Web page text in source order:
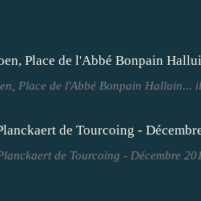
Place de l'Abbé Bonpain Halluin...
de Tourcoing - Décembre